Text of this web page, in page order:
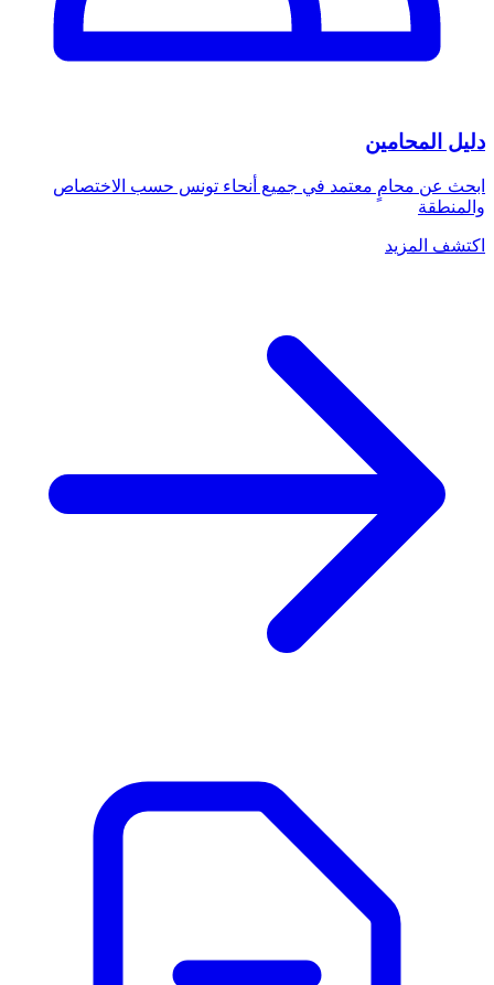
دليل المحامين
ابحث عن محامٍ معتمد في جميع أنحاء تونس حسب الاختصاص
والمنطقة
اكتشف المزيد